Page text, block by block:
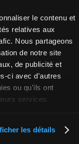
le contenu et
relatives aux
Nous partageons
de notre site
de publicité et
ci avec d'autres
ou qu'ils ont
services.
les détails